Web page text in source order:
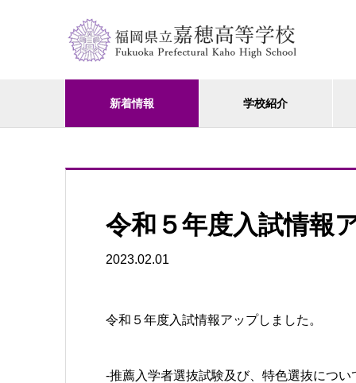
新着情報 学校紹介
令和５年度入試情報
2023.02.01
令和５年度入試情報アップしました。
-推薦入学者選抜試験及び、特色選抜につ